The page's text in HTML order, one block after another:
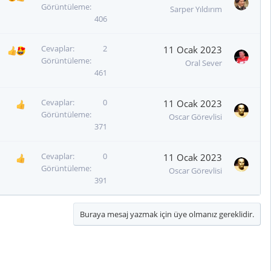
Görüntüleme
406
Sarper Yıldırım
Cevaplar
2
Görüntüleme
461
11 Ocak 2023
Oral Sever
Cevaplar
0
Görüntüleme
371
11 Ocak 2023
Oscar Görevlisi
Cevaplar
0
Görüntüleme
391
11 Ocak 2023
Oscar Görevlisi
Buraya mesaj yazmak için üye olmanız gereklidir.